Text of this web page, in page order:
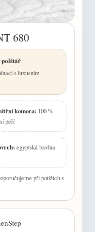
680
polštář
s luxusním
komora: 100 %
peří
egyptská bavlna
při potížích s